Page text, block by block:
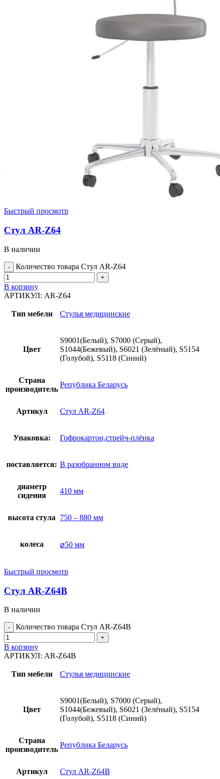
Быстрый просмотр
Стул AR-Z64
В наличии
Количество товара Стул AR-Z64
В корзину
АРТИКУЛ: AR-Z64
Тип мебели Стулья медицинские
Цвет
S9001(Белый), S7000 (Серый),
S1044(Бежевый), S6021 (Зелёный), S5154
(Голубой), S5118 (Синий)
Страна
производитель
Република Беларусь
Артикул Стул AR-Z64
Упаковка: Гофрокартон,стрейч-плёнка
поставляется: В разобранном виде
диаметр
сидения
410 мм
высота стула 750 – 880 мм
колеса ⌀50 мм
Быстрый просмотр
Стул AR-Z64B
В наличии
Количество товара Стул AR-Z64B
В корзину
АРТИКУЛ: AR-Z64B
Тип мебели Стулья медицинские
Цвет
S9001(Белый), S7000 (Серый),
S1044(Бежевый), S6021 (Зелёный), S5154
(Голубой), S5118 (Синий)
Страна
производитель
Република Беларусь
Артикул Стул AR-Z64B